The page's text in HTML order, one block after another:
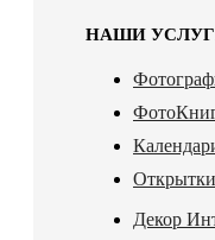
НАШИ
Открытки
Декор